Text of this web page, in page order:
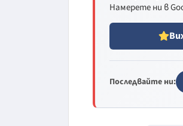
Намерете ни в
Последвайте ни: